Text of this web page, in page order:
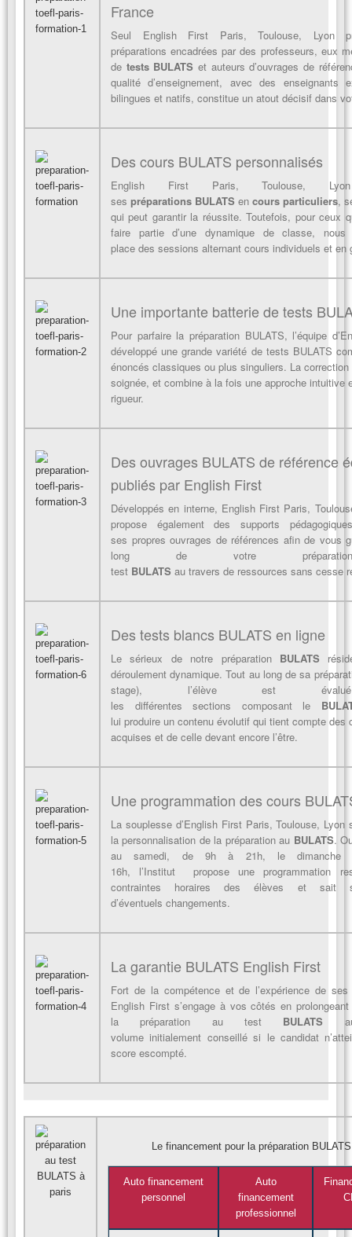
France
Seul English First Paris, Toulouse, Lyon
préparations encadrées par des professeurs, eux
de tests BULATS et auteurs d’ouvrages de
qualité d’enseignement, avec des enseignants
bilingues et natifs, constitue un atout décisif dans
Des cours BULATS personnalisés
English First Paris, Toulouse,
ses préparations BULATS en cours particuliers,
qui peut garantir la réussite. Toutefois, pour ceux
faire partie d’une dynamique de classe,
place des sessions alternant cours individuels et en
Une importante batterie de tests
Pour parfaire la préparation BULATS, l’équipe
développé une grande variété de tests BULATS
énoncés classiques ou plus singuliers. La
soignée, et combine à la fois une approche intuitive
rigueur.
Des ouvrages BULATS de référence
publiés par English First
Développés en interne, English First Paris,
propose également des supports
ses propres ouvrages de références afin de vous
long de votre
test BULATS au travers de ressources sans cesse
Des tests blancs BULATS en ligne
Le sérieux de notre préparation BULATS
déroulement dynamique. Tout au long de sa
stage), l’élève est
les différentes sections composant le
lui produire un contenu évolutif qui tient compte des
acquises et de celle devant encore l’être.
Une programmation des cours
La souplesse d’English First Paris, Toulouse, Lyon
la personnalisation de la préparation au BULATS.
au samedi, de 9h à 21h, le
16h, l’Institut propose une programmation
contraintes horaires des élèves et sait
d’éventuels changements.
La garantie BULATS English First
Fort de la compétence et de l’expérience de ses
English First s’engage à vos côtés en
la préparation au test BULATS
volume initialement conseillé si le candidat
score escompté.
Le financement pour la préparation BULATS
Auto financement
personnel
Auto
financement
professionnel